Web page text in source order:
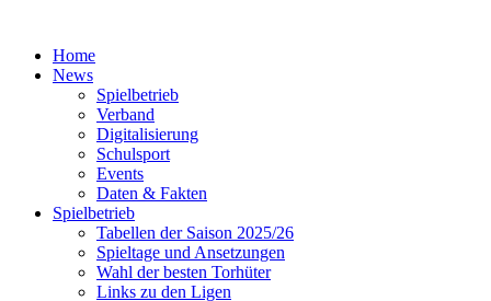
Home
News
Spielbetrieb
Verband
Digitalisierung
Schulsport
Events
Daten & Fakten
Spielbetrieb
Tabellen der Saison 2025/26
Spieltage und Ansetzungen
Wahl der besten Torhüter
Links zu den Ligen